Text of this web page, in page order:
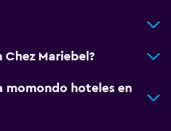
Chez Mariebel?
momondo hoteles en